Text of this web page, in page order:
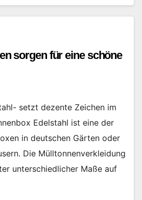
sorgen für eine schöne
setzt dezente Zeichen im
Edelstahl ist eine der
in deutschen Gärten oder
Die Mülltonnenverkleidung
unterschiedlicher Maße auf